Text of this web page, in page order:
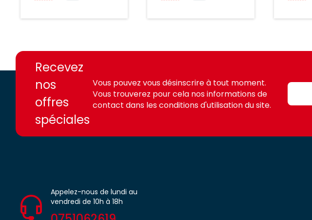
access.fr
access.fr
Recevez
nos
offres
spéciales
Vous pouvez vous désinscrire à tout moment.
Vous trouverez pour cela nos informations de
contact dans les conditions d'utilisation du site.
Appelez-nous de lundi au
vendredi de 10h à 18h